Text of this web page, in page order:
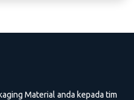
Material anda kepada tim